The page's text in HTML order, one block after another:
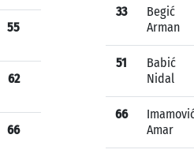
55
62
66
33
Begić
Arman
51
Babić
Nidal
66
Amar